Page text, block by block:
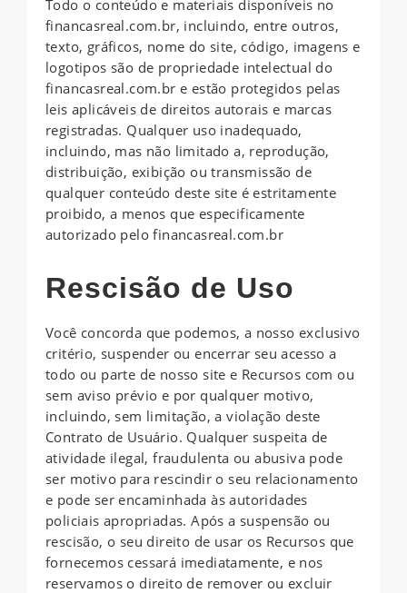
Todo o conteúdo e materiais disponíveis no
financasreal.com.br, incluindo, entre outros,
texto, gráficos, nome do site, código, imagens e
logotipos são de propriedade intelectual do
financasreal.com.br e estão protegidos pelas
leis aplicáveis ​​de direitos autorais e marcas
registradas. Qualquer uso inadequado,
incluindo, mas não limitado a, reprodução,
distribuição, exibição ou transmissão de
qualquer conteúdo deste site é estritamente
proibido, a menos que especificamente
autorizado pelo financasreal.com.br
Rescisão de Uso
Você concorda que podemos, a nosso exclusivo
critério, suspender ou encerrar seu acesso a
todo ou parte de nosso site e Recursos com ou
sem aviso prévio e por qualquer motivo,
incluindo, sem limitação, a violação deste
Contrato de Usuário. Qualquer suspeita de
atividade ilegal, fraudulenta ou abusiva pode
ser motivo para rescindir o seu relacionamento
e pode ser encaminhada às autoridades
policiais apropriadas. Após a suspensão ou
rescisão, o seu direito de usar os Recursos que
fornecemos cessará imediatamente, e nos
reservamos o direito de remover ou excluir